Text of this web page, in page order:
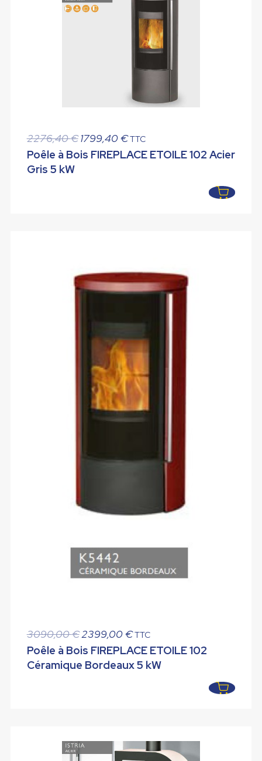
2276,40€ Le
prix
1799,40€Le
prix
TTC
Poêle à Bois FIREPLACE ETOILE 102 Acier
Gris 5 kW
3090,00€ Le
prix
initial
2399,00€Le
prix
actuel
TTC
Poêle à Bois FIREPLACE ETOILE 102
Céramique Bordeaux 5 kW